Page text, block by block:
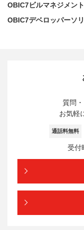
OBIC7ビルマネジメン
OBIC7デベロッパーソ
質問
お気軽
通話料無料
受付